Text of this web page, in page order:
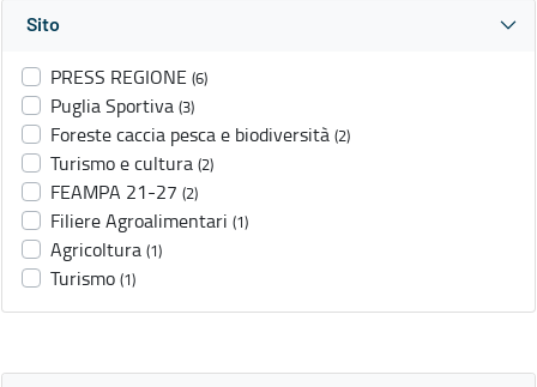
Sito
PRESS REGIONE (6)
Puglia Sportiva (3)
Foreste caccia pesca e biodiversità (2)
Turismo e cultura (2)
FEAMPA 21-27 (2)
Filiere Agroalimentari (1)
Agricoltura (1)
Turismo (1)